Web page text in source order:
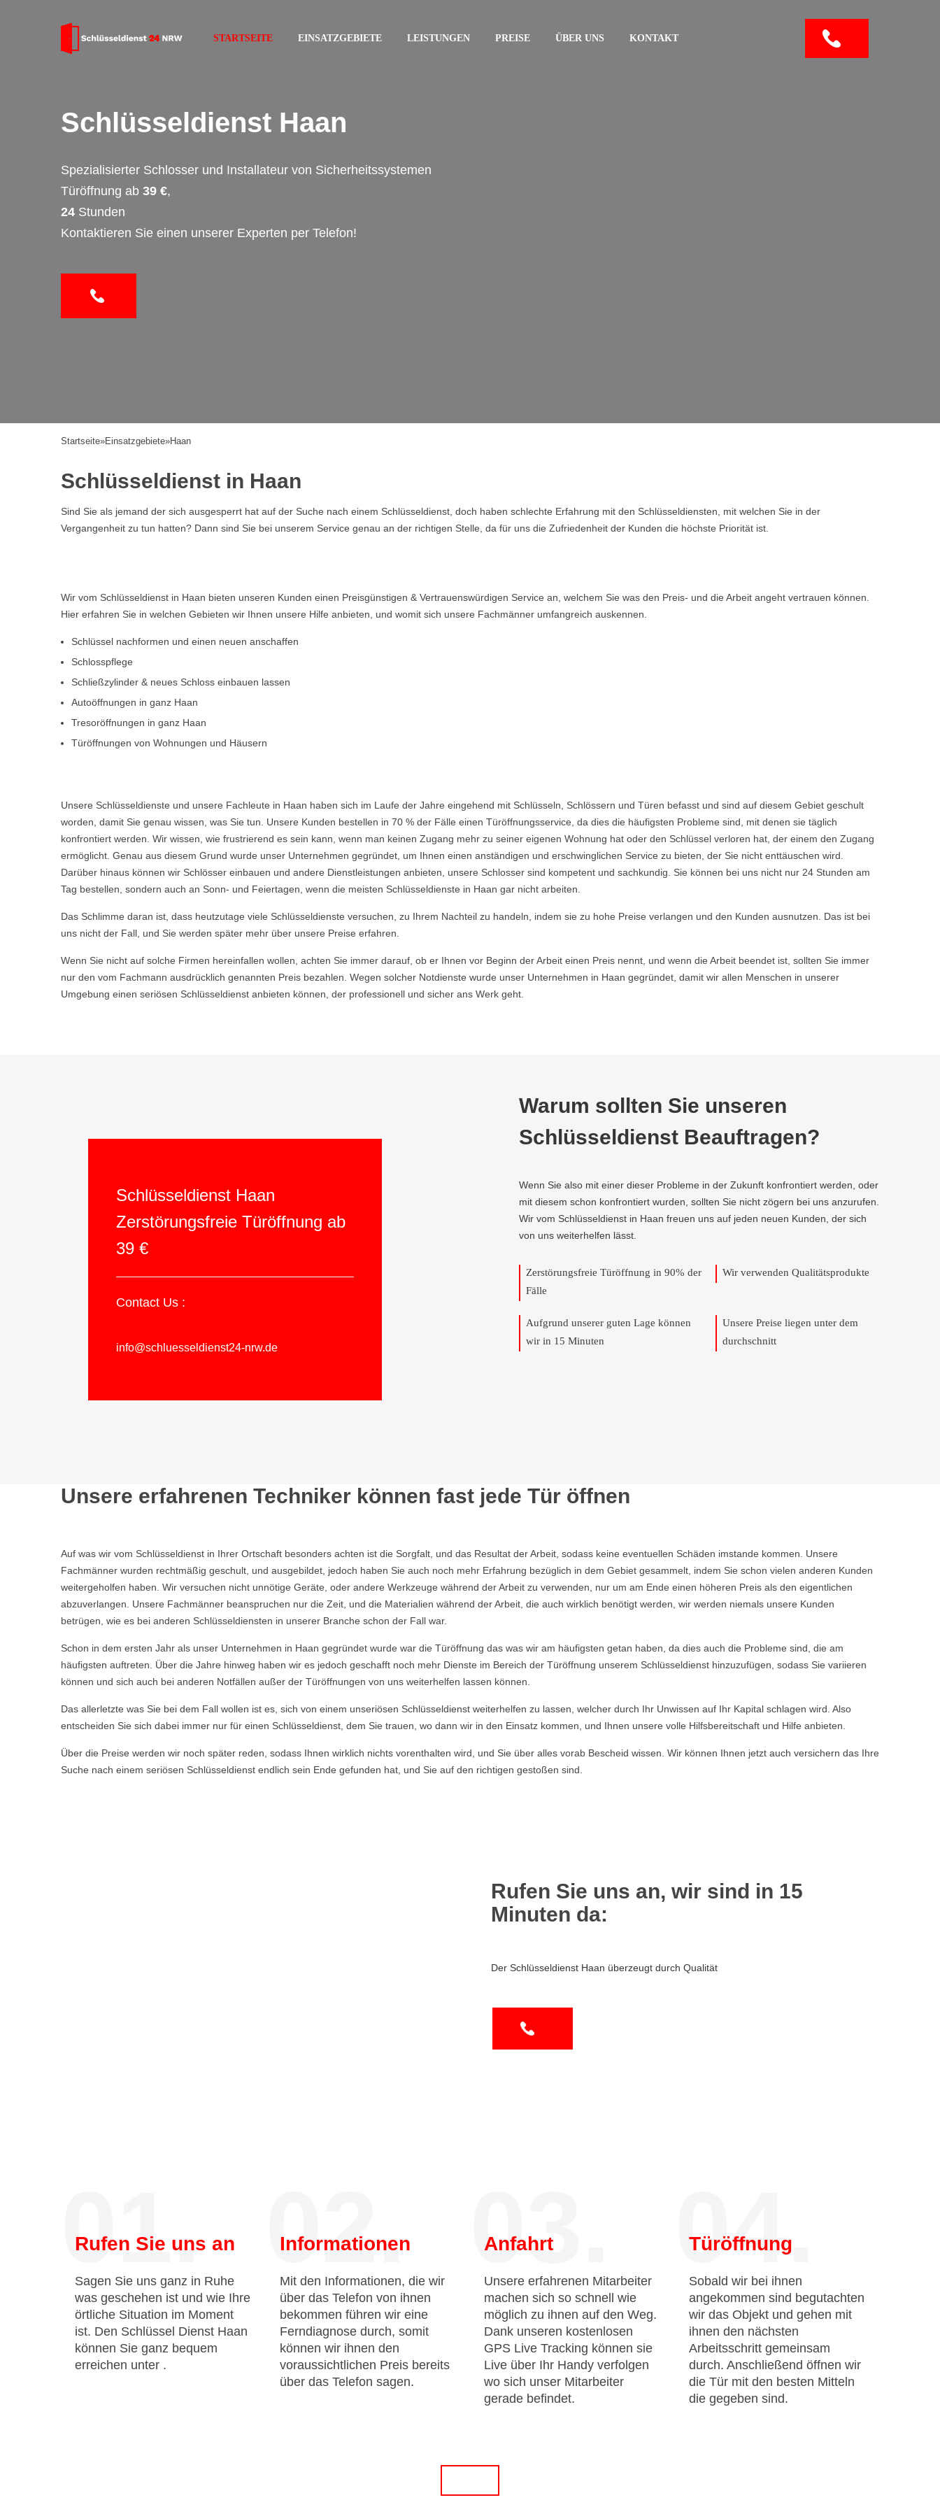
STARTSEITE EINSATZGEBIETE LEISTUNGEN PREISE ÜBER UNS KONTAKT
Schlüsseldienst Haan
Spezialisierter Schlosser und Installateur von Sicherheitssystemen
Türöffnung ab 39 €,
24 Stunden
Kontaktieren Sie einen unserer Experten per Telefon!
Startseite»Einsatzgebiete»Haan
Schlüsseldienst in Haan
Sind Sie als jemand der sich ausgesperrt hat auf der Suche nach einem Schlüsseldienst, doch haben schlechte Erfahrung mit den Schlüsseldiensten, mit welchen Sie in der
Vergangenheit zu tun hatten? Dann sind Sie bei unserem Service genau an der richtigen Stelle, da für uns die Zufriedenheit der Kunden die höchste Priorität ist.
Wir vom Schlüsseldienst in Haan bieten unseren Kunden einen Preisgünstigen & Vertrauenswürdigen Service an, welchem Sie was den Preis- und die Arbeit angeht vertrauen können.
Hier erfahren Sie in welchen Gebieten wir Ihnen unsere Hilfe anbieten, und womit sich unsere Fachmänner umfangreich auskennen.
Schlüssel nachformen und einen neuen anschaffen
Schlosspflege
Schließzylinder & neues Schloss einbauen lassen
Autoöffnungen in ganz Haan
Tresoröffnungen in ganz Haan
Türöffnungen von Wohnungen und Häusern
Unsere Schlüsseldienste und unsere Fachleute in Haan haben sich im Laufe der Jahre eingehend mit Schlüsseln, Schlössern und Türen befasst und sind auf diesem Gebiet geschult
worden, damit Sie genau wissen, was Sie tun. Unsere Kunden bestellen in 70 % der Fälle einen Türöffnungsservice, da dies die häufigsten Probleme sind, mit denen sie täglich
konfrontiert werden. Wir wissen, wie frustrierend es sein kann, wenn man keinen Zugang mehr zu seiner eigenen Wohnung hat oder den Schlüssel verloren hat, der einem den Zugang
ermöglicht. Genau aus diesem Grund wurde unser Unternehmen gegründet, um Ihnen einen anständigen und erschwinglichen Service zu bieten, der Sie nicht enttäuschen wird.
Darüber hinaus können wir Schlösser einbauen und andere Dienstleistungen anbieten, unsere Schlosser sind kompetent und sachkundig. Sie können bei uns nicht nur 24 Stunden am
Tag bestellen, sondern auch an Sonn- und Feiertagen, wenn die meisten Schlüsseldienste in Haan gar nicht arbeiten.
Das Schlimme daran ist, dass heutzutage viele Schlüsseldienste versuchen, zu Ihrem Nachteil zu handeln, indem sie zu hohe Preise verlangen und den Kunden ausnutzen. Das ist bei
uns nicht der Fall, und Sie werden später mehr über unsere Preise erfahren.
Wenn Sie nicht auf solche Firmen hereinfallen wollen, achten Sie immer darauf, ob er Ihnen vor Beginn der Arbeit einen Preis nennt, und wenn die Arbeit beendet ist, sollten Sie immer
nur den vom Fachmann ausdrücklich genannten Preis bezahlen. Wegen solcher Notdienste wurde unser Unternehmen in Haan gegründet, damit wir allen Menschen in unserer
Umgebung einen seriösen Schlüsseldienst anbieten können, der professionell und sicher ans Werk geht.
Schlüsseldienst Haan
Zerstörungsfreie Türöffnung ab
39 €
Contact Us :
info@schluesseldienst24-nrw.de
Warum sollten Sie unseren
Schlüsseldienst Beauftragen?
Wenn Sie also mit einer dieser Probleme in der Zukunft konfrontiert werden, oder
mit diesem schon konfrontiert wurden, sollten Sie nicht zögern bei uns anzurufen.
Wir vom Schlüsseldienst in Haan freuen uns auf jeden neuen Kunden, der sich
von uns weiterhelfen lässt.
Zerstörungsfreie Türöffnung in 90% der
Fälle
Wir verwenden Qualitätsprodukte
Aufgrund unserer guten Lage können
wir in 15 Minuten
Unsere Preise liegen unter dem
durchschnitt
Unsere erfahrenen Techniker können fast jede Tür öffnen
Auf was wir vom Schlüsseldienst in Ihrer Ortschaft besonders achten ist die Sorgfalt, und das Resultat der Arbeit, sodass keine eventuellen Schäden imstande kommen. Unsere
Fachmänner wurden rechtmäßig geschult, und ausgebildet, jedoch haben Sie auch noch mehr Erfahrung bezüglich in dem Gebiet gesammelt, indem Sie schon vielen anderen Kunden
weitergeholfen haben. Wir versuchen nicht unnötige Geräte, oder andere Werkzeuge während der Arbeit zu verwenden, nur um am Ende einen höheren Preis als den eigentlichen
abzuverlangen. Unsere Fachmänner beanspruchen nur die Zeit, und die Materialien während der Arbeit, die auch wirklich benötigt werden, wir werden niemals unsere Kunden
betrügen, wie es bei anderen Schlüsseldiensten in unserer Branche schon der Fall war.
Schon in dem ersten Jahr als unser Unternehmen in Haan gegründet wurde war die Türöffnung das was wir am häufigsten getan haben, da dies auch die Probleme sind, die am
häufigsten auftreten. Über die Jahre hinweg haben wir es jedoch geschafft noch mehr Dienste im Bereich der Türöffnung unserem Schlüsseldienst hinzuzufügen, sodass Sie variieren
können und sich auch bei anderen Notfällen außer der Türöffnungen von uns weiterhelfen lassen können.
Das allerletzte was Sie bei dem Fall wollen ist es, sich von einem unseriösen Schlüsseldienst weiterhelfen zu lassen, welcher durch Ihr Unwissen auf Ihr Kapital schlagen wird. Also
entscheiden Sie sich dabei immer nur für einen Schlüsseldienst, dem Sie trauen, wo dann wir in den Einsatz kommen, und Ihnen unsere volle Hilfsbereitschaft und Hilfe anbieten.
Über die Preise werden wir noch später reden, sodass Ihnen wirklich nichts vorenthalten wird, und Sie über alles vorab Bescheid wissen. Wir können Ihnen jetzt auch versichern das Ihre
Suche nach einem seriösen Schlüsseldienst endlich sein Ende gefunden hat, und Sie auf den richtigen gestoßen sind.
Rufen Sie uns an, wir sind in 15
Minuten da:
Der Schlüsseldienst Haan überzeugt durch Qualität
01.
Rufen Sie uns an
Sagen Sie uns ganz in Ruhe
was geschehen ist und wie Ihre
örtliche Situation im Moment
ist. Den Schlüssel Dienst Haan
können Sie ganz bequem
erreichen unter .
02.
Informationen
Mit den Informationen, die wir
über das Telefon von ihnen
bekommen führen wir eine
Ferndiagnose durch, somit
können wir ihnen den
voraussichtlichen Preis bereits
über das Telefon sagen.
03.
Anfahrt
Unsere erfahrenen Mitarbeiter
machen sich so schnell wie
möglich zu ihnen auf den Weg.
Dank unseren kostenlosen
GPS Live Tracking können sie
Live über Ihr Handy verfolgen
wo sich unser Mitarbeiter
gerade befindet.
04.
Türöffnung
Sobald wir bei ihnen
angekommen sind begutachten
wir das Objekt und gehen mit
ihnen den nächsten
Arbeitsschritt gemeinsam
durch. Anschließend öffnen wir
die Tür mit den besten Mitteln
die gegeben sind.